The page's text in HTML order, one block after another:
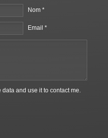
Nom *
Email *
data and use it to contact me.